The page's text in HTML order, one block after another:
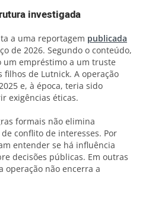
investigada
a uma reportagem publicada
de 2026. Segundo o conteúdo,
um empréstimo a um truste
de Lutnick. A operação
e, à época, teria sido
exigências éticas.
formais não elimina
conflito de interesses. Por
entender se há influência
decisões públicas. Em outras
operação não encerra a